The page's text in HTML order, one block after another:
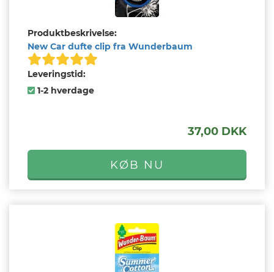
Produktbeskrivelse:
New Car dufte clip fra Wunderbaum
Leveringstid:
1-2 hverdage
37,00 DKK